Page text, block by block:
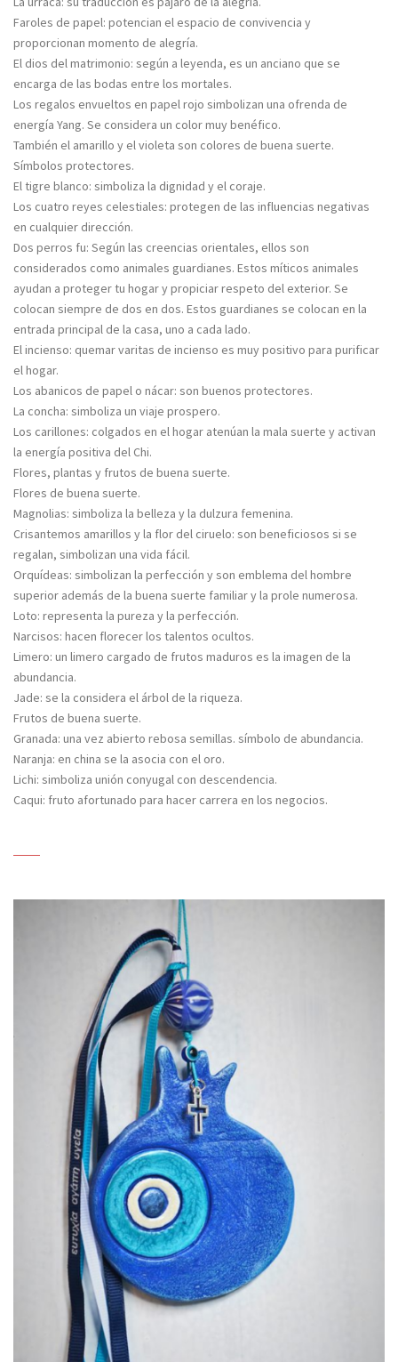
Faroles de papel: potencian el espacio de convivencia y
proporcionan momento de alegría.
El dios del matrimonio: según a leyenda, es un anciano que se
encarga de las bodas entre los mortales.
Los regalos envueltos en papel rojo simbolizan una ofrenda de
energía Yang. Se considera un color muy benéfico.
También el amarillo y el violeta son colores de buena suerte.
Símbolos protectores.
El tigre blanco: simboliza la dignidad y el coraje.
Los cuatro reyes celestiales: protegen de las influencias negativas
en cualquier dirección.
Dos perros fu: Según las creencias orientales, ellos son
considerados como animales guardianes. Estos míticos animales
ayudan a proteger tu hogar y propiciar respeto del exterior. Se
colocan siempre de dos en dos. Estos guardianes se colocan en la
entrada principal de la casa, uno a cada lado.
El incienso: quemar varitas de incienso es muy positivo para purificar
el hogar.
Los abanicos de papel o nácar: son buenos protectores.
La concha: simboliza un viaje prospero.
Los carillones: colgados en el hogar atenúan la mala suerte y activan
la energía positiva del Chi.
Flores, plantas y frutos de buena suerte.
Flores de buena suerte.
Magnolias: simboliza la belleza y la dulzura femenina.
Crisantemos amarillos y la flor del ciruelo: son beneficiosos si se
regalan, simbolizan una vida fácil.
Orquídeas: simbolizan la perfección y son emblema del hombre
superior además de la buena suerte familiar y la prole numerosa.
Loto: representa la pureza y la perfección.
Narcisos: hacen florecer los talentos ocultos.
Limero: un limero cargado de frutos maduros es la imagen de la
abundancia.
Jade: se la considera el árbol de la riqueza.
Frutos de buena suerte.
Granada: una vez abierto rebosa semillas. símbolo de abundancia.
Naranja: en china se la asocia con el oro.
Lichi: simboliza unión conyugal con descendencia.
Caqui: fruto afortunado para hacer carrera en los negocios.